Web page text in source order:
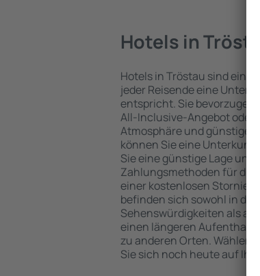
Hotels in
Hotels in Tröstau sind eine
jeder Reisende eine
entspricht. Sie
All-Inclusive-Angebot oder
Atmosphäre und günstige
können Sie eine Unterkunft
Sie eine günstige Lage und
Zahlungsmethoden für die
einer kostenlosen
befinden sich sowohl in
Sehenswürdigkeiten als
einen längeren Aufenthalt
zu anderen Orten. Wählen
Sie sich noch heute auf